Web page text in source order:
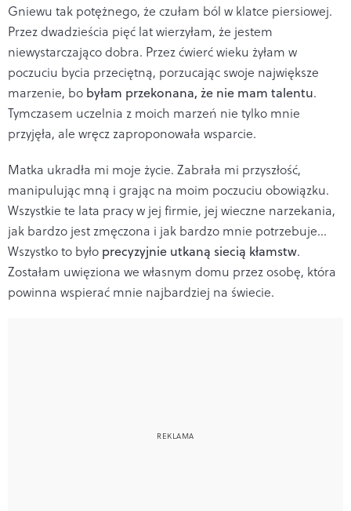
Gniewu tak potężnego, że czułam ból w klatce piersiowej.
Przez dwadzieścia pięć lat wierzyłam, że jestem
niewystarczająco dobra. Przez ćwierć wieku żyłam w
poczuciu bycia przeciętną, porzucając swoje największe
marzenie, bo byłam przekonana, że nie mam talentu.
Tymczasem uczelnia z moich marzeń nie tylko mnie
przyjęła, ale wręcz zaproponowała wsparcie.
Matka ukradła mi moje życie. Zabrała mi przyszłość,
manipulując mną i grając na moim poczuciu obowiązku.
Wszystkie te lata pracy w jej firmie, jej wieczne narzekania,
jak bardzo jest zmęczona i jak bardzo mnie potrzebuje...
Wszystko to było precyzyjnie utkaną siecią kłamstw.
Zostałam uwięziona we własnym domu przez osobę, która
powinna wspierać mnie najbardziej na świecie.